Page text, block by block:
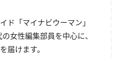
ド「マイナビウーマン」
女性編集部員を中心に、
届けます。